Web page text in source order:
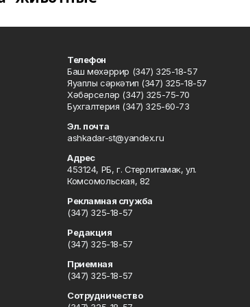
Телефон
Баш мөхәррир (347) 325-18-57
Яуаплы сәркәтип (347) 325-18-57
Хәбәрселәр (347) 325-75-70
Бухгалтерия (347) 325-60-73
Эл. почта
ashkadar-st@yandex.ru
Адрес
453124, РБ, г. Стерлитамак, ул.
Комсомольская, 82
Рекламная служба
(347) 325-18-57
Редакция
(347) 325-18-57
Приемная
(347) 325-18-57
Сотрудничество